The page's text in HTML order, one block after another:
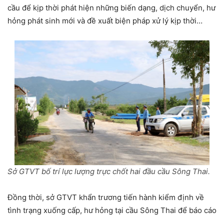
cầu để kịp thời phát hiện những biến dạng, dịch chuyển, hư
hỏng phát sinh mới và đề xuất biện pháp xử lý kịp thời…
Sở GTVT bố trí lực lượng trực chốt hai đầu cầu Sông Thai.
Đồng thời, sở GTVT khẩn trương tiến hành kiểm định về
tình trạng xuống cấp, hư hỏng tại cầu Sông Thai để báo cáo